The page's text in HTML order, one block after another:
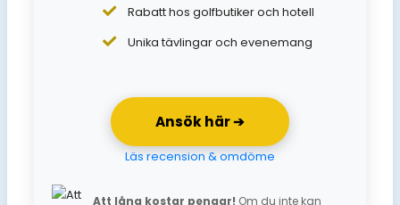
Rabatt hos golfbutiker och hotell
Unika tävlingar och evenemang
Ansök här ➔
Läs recension & omdöme
Att låna kostar pengar! Om du inte kan